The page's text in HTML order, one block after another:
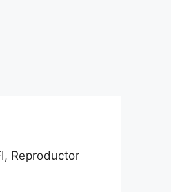
Reproductor